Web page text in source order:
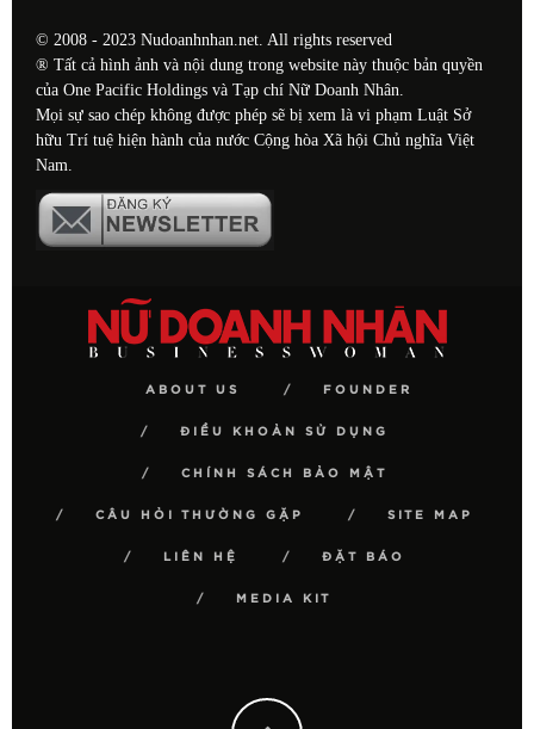
© 2008 - 2023 Nudoanhnhan.net. All rights reserved
® Tất cả hình ảnh và nội dung trong website này thuộc bản quyền
của One Pacific Holdings và Tạp chí Nữ Doanh Nhân.
Mọi sự sao chép không được phép sẽ bị xem là vi phạm Luật Sở
hữu Trí tuệ hiện hành của nước Cộng hòa Xã hội Chủ nghĩa Việt
Nam.
ABOUT US FOUNDER
ĐIỀU KHOẢN SỬ DỤNG
CHÍNH SÁCH BẢO MẬT
CÂU HỎI THƯỜNG GẶP SITE MAP
LIÊN HỆ ĐẶT BÁO
MEDIA KIT